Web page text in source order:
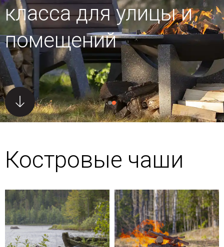
класса для улицыи
помещений
Костровые чаши